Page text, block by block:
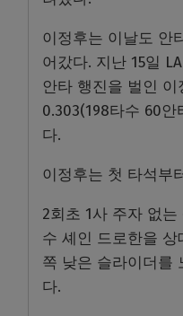
이정후는 이날도 안
어갔다. 지난 15일
안타 행진을 벌인
0.303(198타수 60
다.
이정후는 첫 타석부
2회초 1사 주자 없
수 셰인 드로한을
쪽 낮은 슬라이더를
다.